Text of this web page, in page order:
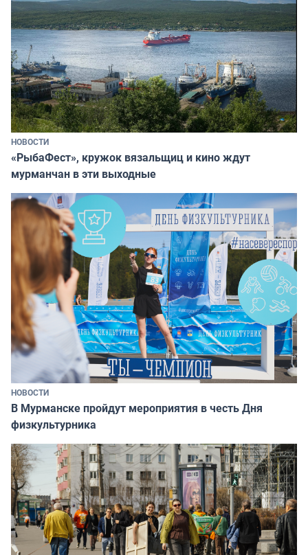
НОВОСТИ
«РыбаФест», кружок вязальщиц и кино ждут
мурманчан в эти выходные
НОВОСТИ
В Мурманске пройдут мероприятия в честь Дня
физкультурника